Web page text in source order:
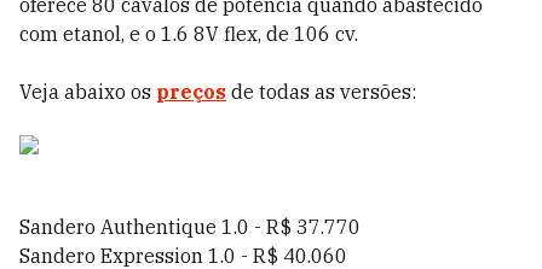
oferece 80 cavalos de potência quando abastecido
com etanol, e o 1.6 8V flex, de 106 cv.
Veja abaixo os preços de todas as versões:
Sandero Authentique 1.0 - R$ 37.770
Sandero Expression 1.0 - R$ 40.060